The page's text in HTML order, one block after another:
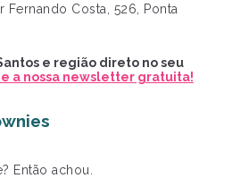
Fernando Costa, 526, Ponta
e região direto no seu
a nossa newsletter gratuita!
Então achou.